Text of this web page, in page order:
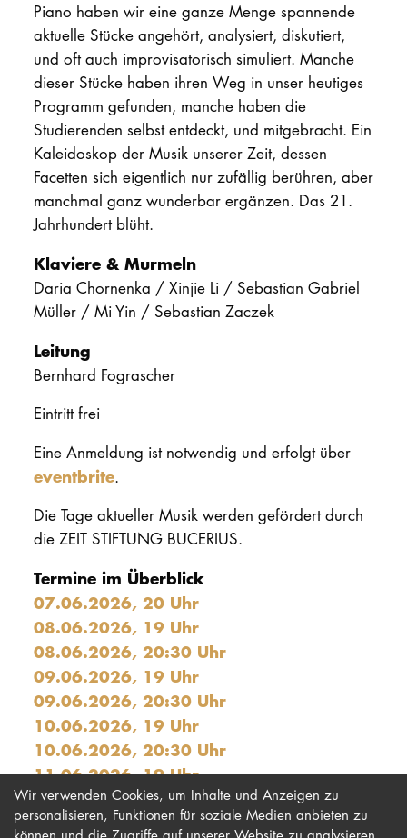
Piano haben wir eine ganze Menge spannende
aktuelle Stücke angehört, analysiert, diskutiert,
und oft auch improvisatorisch simuliert. Manche
dieser Stücke haben ihren Weg in unser heutiges
Programm gefunden, manche haben die
Studierenden selbst entdeckt, und mitgebracht. Ein
Kaleidoskop der Musik unserer Zeit, dessen
Facetten sich eigentlich nur zufällig berühren, aber
manchmal ganz wunderbar ergänzen. Das 21.
Jahrhundert blüht.
Klaviere & Murmeln
Daria Chornenka / Xinjie Li / Sebastian Gabriel
Müller / Mi Yin / Sebastian Zaczek
Leitung
Bernhard Fograscher
Eintritt frei
Eine Anmeldung ist notwendig und erfolgt über
eventbrite.
Die Tage aktueller Musik werden gefördert durch
die ZEIT STIFTUNG BUCERIUS.
Termine im Überblick
07.06.2026, 20 Uhr
08.06.2026, 19 Uhr
08.06.2026, 20:30 Uhr
09.06.2026, 19 Uhr
09.06.2026, 20:30 Uhr
10.06.2026, 19 Uhr
10.06.2026, 20:30 Uhr
11.06.2026, 19 Uhr
Wir verwenden Cookies, um Inhalte und Anzeigen zu
personalisieren, Funktionen für soziale Medien anbieten zu
können und die Zugriffe auf unserer Website zu analysieren.